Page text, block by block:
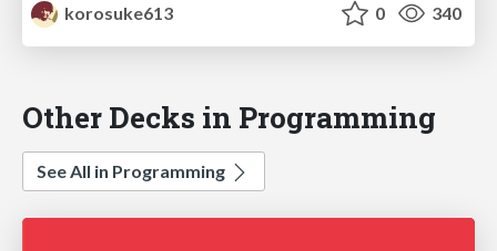
korosuke613
0 340
Other Decks in Programming
See All in Programming